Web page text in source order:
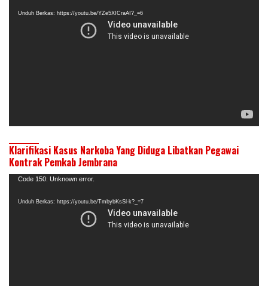
Unduh Berkas: https://youtu.be/YZe5XICraAI?_=6
Klarifikasi Kasus Narkoba Yang Diduga Libatkan Pegawai
Kontrak Pemkab Jembrana
Pemutar
Code 150: Unknown error.
Unduh Berkas: https://youtu.be/TmbybKsSl-k?_=7